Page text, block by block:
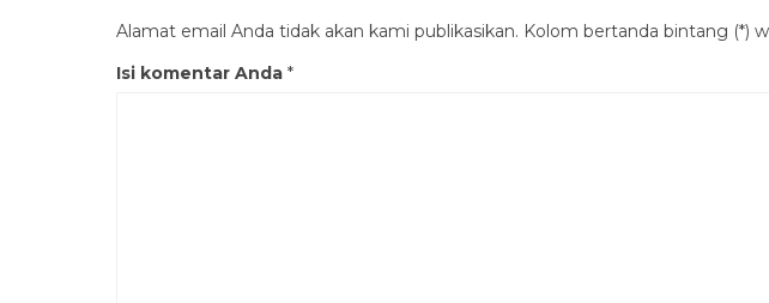
Alamat email Anda tidak akan kami publikasikan. Kolom bertanda bintang (*)
Isi komentar Anda *